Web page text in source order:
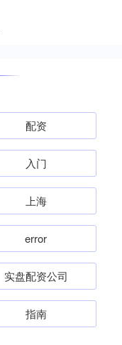
配资
入门
上海
error
实盘配资公司
指南